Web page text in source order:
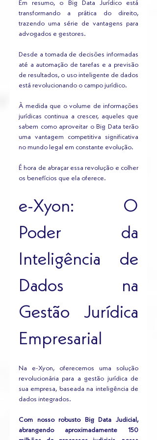
Em resumo, o Big Data Jurídico está
transformando a prática do direito,
trazendo uma série de vantagens para
advogados e gestores.
Desde a tomada de decisões informadas
até a automação de tarefas e a previsão
de resultados, o uso inteligente de dados
está revolucionando o campo jurídico.
À medida que o volume de informações
jurídicas continua a crescer, aqueles que
sabem como aproveitar o Big Data terão
uma vantagem competitiva significativa
no mundo legal em constante evolução.
É hora de abraçar essa revolução e colher
os benefícios que ela oferece.
e-Xyon: O
Poder da
Inteligência de
Dados na
Gestão Jurídica
Empresarial
Na e-Xyon, oferecemos uma solução
revolucionária para a gestão jurídica de
sua empresa, baseada na inteligência de
dados integrados.
Com nosso robusto Big Data Judicial,
abrangendo aproximadamente 150